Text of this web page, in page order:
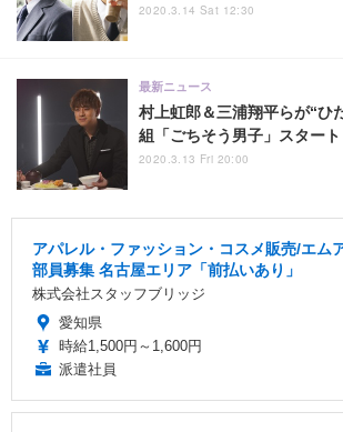
2020.3.14 Sat 12:30
村上虹郎＆三浦翔平らが“ひ
組「ごちそう男子」スタート
最新ニュース
2020.3.13 Fri 20:00
アパレル・ファッション・コスメ販売/エム
部員募集 名古屋エリア「前払いあり」
株式会社スタッフブリッジ
愛知県
時給1,500円～1,600円
派遣社員